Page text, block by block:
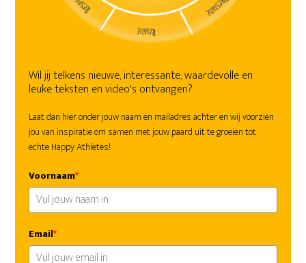
Wil jij telkens nieuwe, interessante, waardevolle en
leuke teksten en video's ontvangen?
Laat dan hier onder jouw naam en mailadres achter en wij voorzien
jou van inspiratie om samen met jouw paard uit te groeien tot
echte Happy Athletes!
Voornaam*
Email*